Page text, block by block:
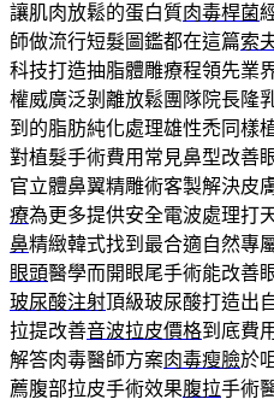
讓肌肉放鬆的蛋白質肉毒桿菌
師做流行短髮圖鑑都在這篇索
科技打造抽脂體雕療程領先業
權威廣泛剝離放鬆團隊院長隆
到的脂肪純化處理雄性禿同樣
對植髮手術費用常見鼻型改善
官立體鼻翼精雕術客製解決皮
療為更多提供安全電波處理打
鼻精緻韓式找到最合適自然專
眼頭醫學而開眼尾手術能改善
玻尿酸注射頂級玻尿酸打造出
拉提改善音波拉皮價格到底費
解答肉毒醫師方案肉毒瘦臉於
薦腹部拉皮手術效果腹拉手術